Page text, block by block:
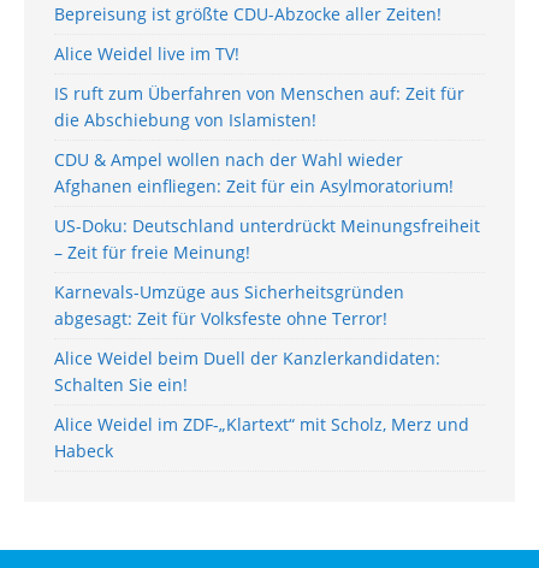
Bepreisung ist größte CDU-Abzocke aller Zeiten!
Alice Weidel live im TV!
IS ruft zum Überfahren von Menschen auf: Zeit für
die Abschiebung von Islamisten!
CDU & Ampel wollen nach der Wahl wieder
Afghanen einfliegen: Zeit für ein Asylmoratorium!
US-Doku: Deutschland unterdrückt Meinungsfreiheit
– Zeit für freie Meinung!
Karnevals-Umzüge aus Sicherheitsgründen
abgesagt: Zeit für Volksfeste ohne Terror!
Alice Weidel beim Duell der Kanzlerkandidaten:
Schalten Sie ein!
Alice Weidel im ZDF-„Klartext“ mit Scholz, Merz und
Habeck